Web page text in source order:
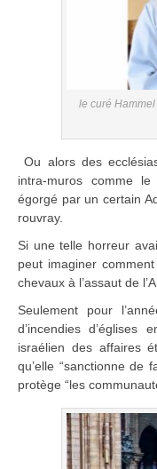
le curé
Ou alors des
intra-muros comme
égorgé par un certain
rouvray.
Si une telle horreur
peut imaginer
chevaux à l’assaut de
Seulement pour
d’incendies d’églises
israélien des affaires
qu’elle “sanctionne de
protège “les